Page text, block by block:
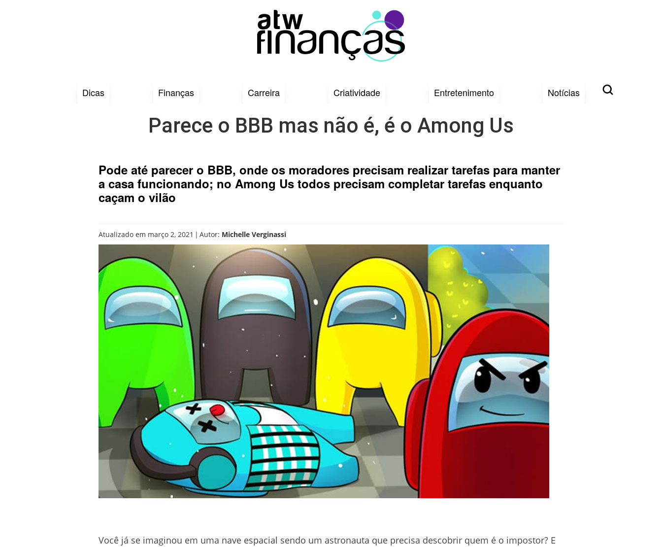
Dicas Finanças Carreira Criatividade Entretenimento Notícias
Parece o BBB mas não é, é o Among Us
Pode até parecer o BBB, onde os moradores precisam realizar tarefas para manter
a casa funcionando; no Among Us todos precisam completar tarefas enquanto
caçam o vilão
Atualizado em março 2, 2021 | Autor: Michelle Verginassi
Você já se imaginou em uma nave espacial sendo um astronauta que precisa descobrir quem é o impostor? E